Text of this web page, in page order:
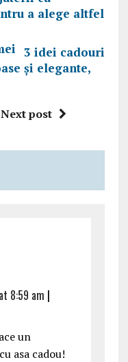
a alege altfel
3 idei cadouri
și elegante,
Next post
8:59 am |
un
asa cadou!